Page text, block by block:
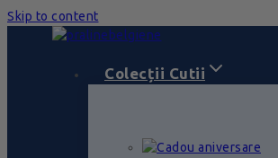
Skip to content
Colecții Cutii